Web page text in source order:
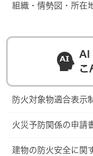
組織・情勢図・所在
AI
こ
防火対象物適合表示
火災予防関係の申請
建物の防火安全に関